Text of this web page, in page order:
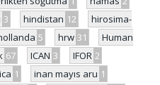
3 hindistan 12
hirosima-
5 hrw 31
Human
67 ICAN 3 IFOR 2
1 inan mayıs aru 1